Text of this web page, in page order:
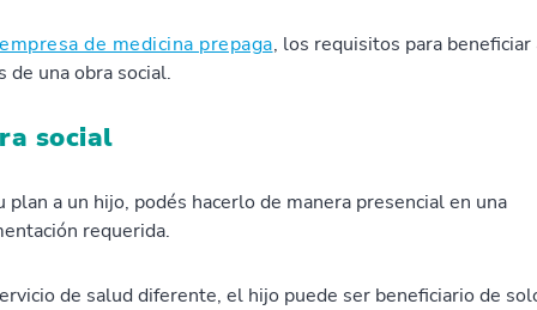
empresa de medicina prepaga, los requisitos para beneficiar
de una obra social.
social
a un hijo, podés hacerlo de manera presencial en una
requerida.
de salud diferente, el hijo puede ser beneficiario de